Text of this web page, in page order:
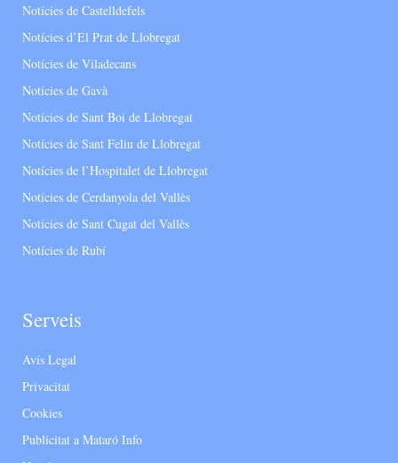
Notícies de Castelldefels
Notícies d’El Prat de Llobregat
Notícies de Viladecans
Notícies de Gavà
Notícies de Sant Boi de Llobregat
Notícies de Sant Feliu de Llobregat
Notícies de l’Hospitalet de Llobregat
Notícies de Cerdanyola del Vallès
Notícies de Sant Cugat del Vallès
Notícies de Rubí
Serveis
Avís Legal
Privacitat
Cookies
Publicitat a Mataró Info